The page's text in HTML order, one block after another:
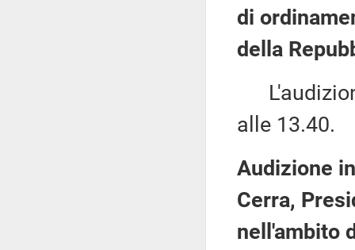
di
della
alle 13.40.
Audizione
Cerra,
nell'ambito